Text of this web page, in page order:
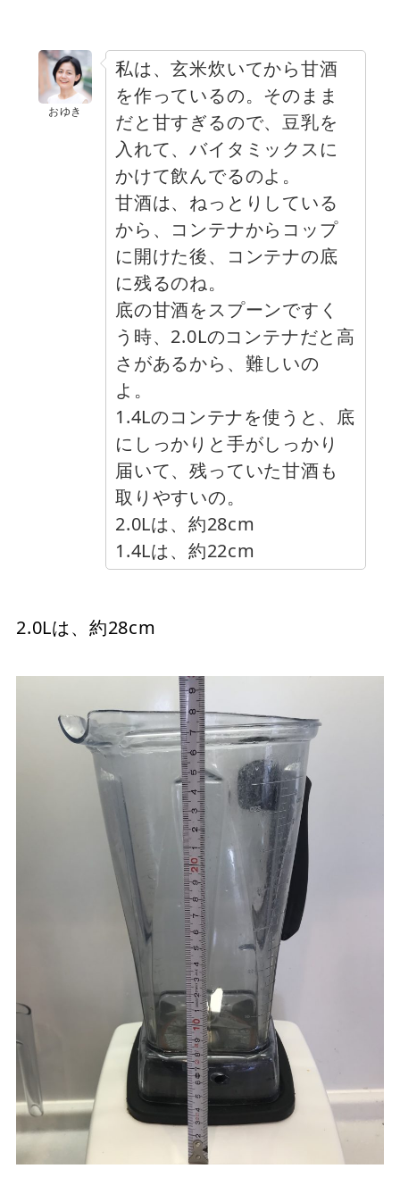
おゆき
私は、玄米炊いてから甘酒
を作っているの。そのまま
だと甘すぎるので、豆乳を
入れて、バイタミックスに
かけて飲んでるのよ。
甘酒は、ねっとりしている
から、コンテナからコップ
に開けた後、コンテナの底
に残るのね。
底の甘酒をスプーンですく
う時、2.0Lのコンテナだと高
さがあるから、難しいの
よ。
1.4Lのコンテナを使うと、底
にしっかりと手がしっかり
届いて、残っていた甘酒も
取りやすいの。
2.0Lは、約28cm
1.4Lは、約22cm
2.0Lは、約28cm